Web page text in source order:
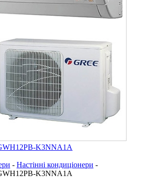
K3NNA1A
- Настінні кондиціонери -
K3NNA1A